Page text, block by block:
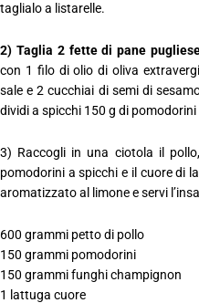
taglialo a listarelle.
2) Taglia 2 fette di pane
con 1 filo di olio di oliva
sale e 2 cucchiai di semi di
dividi a spicchi 150 g di
3) Raccogli in una ciotola il
pomodorini a spicchi e il cuore di
aromatizzato al limone e servi
600 grammi petto di pollo
150 grammi pomodorini
150 grammi funghi champignon
1 lattuga cuore